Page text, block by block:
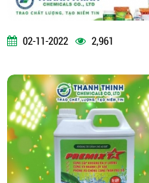
02-11-2022 2,961